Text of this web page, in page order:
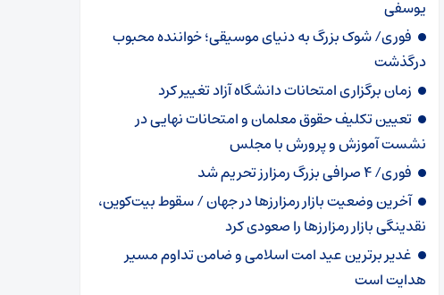
یوسفی
فوری/ شوک بزرگ به دنیای موسیقی؛ خواننده محبوب
درگذشت
زمان برگزاری امتحانات دانشگاه آزاد تغییر کرد
تعیین تکلیف حقوق معلمان و امتحانات نهایی در
نشست آموزش و پرورش با مجلس
فوری/ ۴ صرافی بزرگ رمزارز تحریم شد
آخرین وضعیت بازار رمزارزها در جهان / سقوط بیت‌کوین،
نقدینگی‌ بازار رمزارزها را صعودی کرد
غدیر برترین عید امت اسلامی و ضامن تداوم مسیر
هدایت است